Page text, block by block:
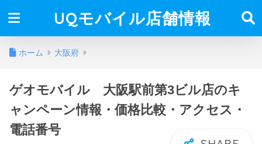
UQモバイル店舗情報
ホーム 大阪府
ゲオモバイル 大阪駅前第3ビル店のキ
ャンペーン情報・価格比較・アクセス・
電話番号